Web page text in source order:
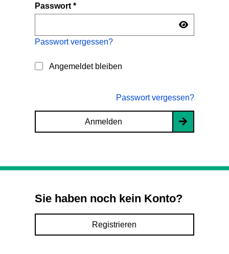
Passwort*
Passwort vergessen?
Angemeldet bleiben
Passwort vergessen?
Anmelden
Sie haben noch kein Konto?
Registrieren